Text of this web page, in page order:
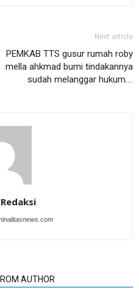
Next article
PEMKAB TTS gusur rumah roby
mella ahkmad bumi tindakannya
sudah melanggar hukum….
AUTHOR